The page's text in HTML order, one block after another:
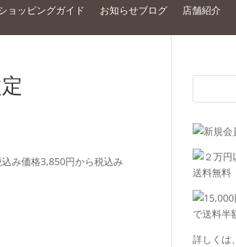
ョッピングガイド お知らせブログ 店舗紹介
み価格3,850円から税込み
詳しくは、